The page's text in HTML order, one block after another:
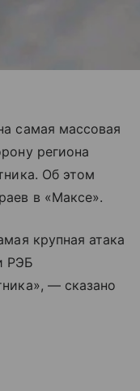
самая массовая
региона
Об этом
в «Максе».
крупная атака
РЭБ
— сказано